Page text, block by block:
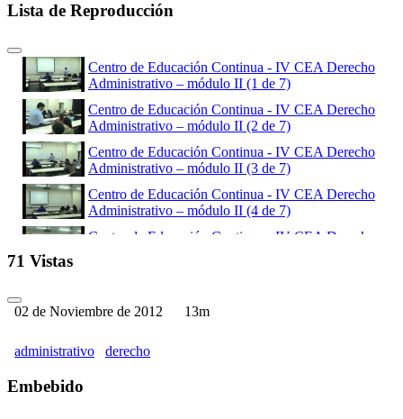
Lista de Reproducción
Centro de Educación Continua - IV CEA Derecho
Administrativo – módulo II (1 de 7)
Centro de Educación Continua - IV CEA Derecho
Administrativo – módulo II (2 de 7)
Centro de Educación Continua - IV CEA Derecho
Administrativo – módulo II (3 de 7)
Centro de Educación Continua - IV CEA Derecho
Administrativo – módulo II (4 de 7)
Centro de Educación Continua - IV CEA Derecho
Centro de Educación Continua - IV CEA Derecho
71 Vistas
02 de Noviembre de 2012 13m
administrativo derecho
Embebido